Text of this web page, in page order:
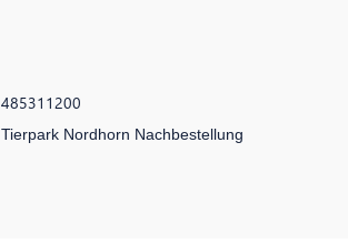
485311200
Tierpark Nordhorn Nachbestellung